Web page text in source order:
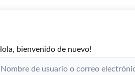
bienvenido de nuevo!